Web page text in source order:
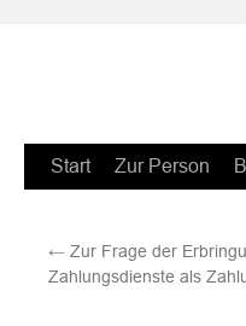
Zum
springen
Start Zur Person
← Zur Frage der
Zahlungsdienste als